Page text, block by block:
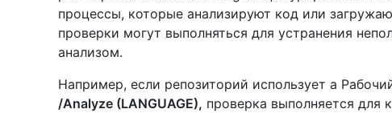
процессы, которые анализируют код или
проверки могут выполняться для устранения
анализом.
Например, если репозиторий использует a
/Analyze (LANGUAGE), проверка выполняется для